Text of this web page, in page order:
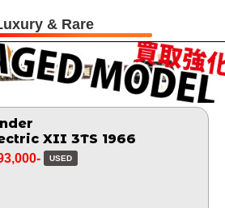
& Rare
XII 3TS 1966
USED